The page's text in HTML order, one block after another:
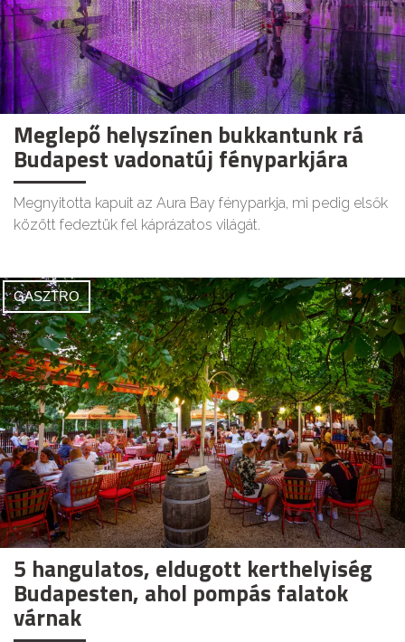
Meglepő helyszínen bukkantunk rá
Budapest vadonatúj fényparkjára
Megnyitotta kapuit az Aura Bay fényparkja, mi pedig elsők
között fedeztük fel káprázatos világát.
GASZTRO
5 hangulatos, eldugott kerthelyiség
Budapesten, ahol pompás falatok
várnak